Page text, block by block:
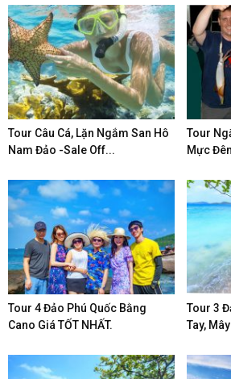
Tour Câu Cá, Lặn Ngắm San Hô
Nam Đảo -Sale Off...
Tour
Mực
Tour 4 Đảo Phú Quốc Bằng
Cano Giá TỐT NHẤT.
Tour 3
Tay,